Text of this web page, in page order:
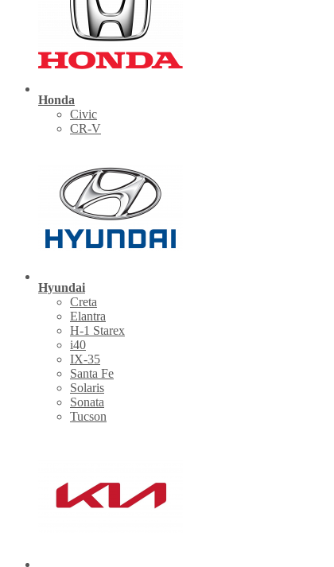
Honda
Civic
CR-V
Hyundai
Creta
Elantra
H-1 Starex
i40
IX-35
Santa Fe
Solaris
Sonata
Tucson